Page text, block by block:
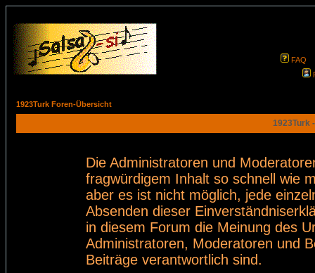
FAQ
1923Turk Foren-Übersicht
1923Turk
Die Administratoren und
fragwürdigem Inhalt so schnell wie
aber es ist nicht möglich, jede
Absenden dieser
in diesem Forum die Meinung des
Administratoren, Moderatoren und
Beiträge verantwortlich sind.